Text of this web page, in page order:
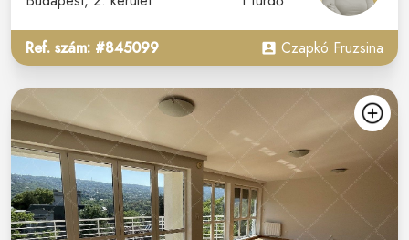
Ref. szám: #845099 Czapkó Fruzsina